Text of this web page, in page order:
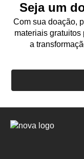
Seja um
Com sua doação,
materiais gratuitos
a
Logo